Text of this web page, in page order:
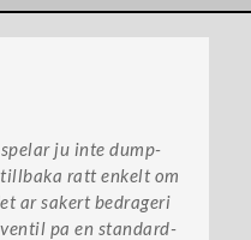
ju inte dump-
ratt enkelt om
ar sakert bedrageri
pa en standard-